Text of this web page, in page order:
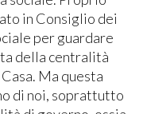
in Consiglio dei
per guardare
della centralità
Ma questa
di noi, soprattutto